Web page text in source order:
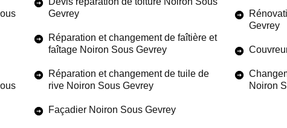
Gevrey
Réparation et changement de faîtière et
faîtage Noiron Sous Gevrey
Réparation et changement de tuile de
rive Noiron Sous Gevrey
Façadier Noiron Sous Gevrey
Gevrey
Noiron